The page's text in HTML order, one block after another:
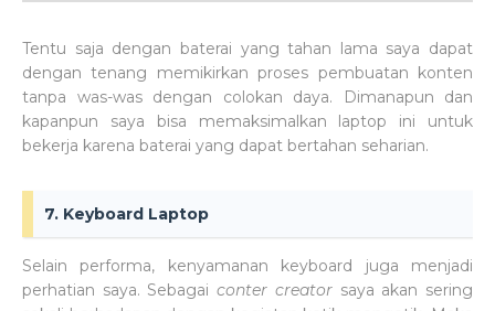
Tentu saja dengan baterai yang tahan lama saya dapat
dengan tenang memikirkan proses pembuatan konten
tanpa was-was dengan colokan daya. Dimanapun dan
kapanpun saya bisa memaksimalkan laptop ini untuk
bekerja karena baterai yang dapat bertahan seharian.
7. Keyboard Laptop
Selain performa, kenyamanan keyboard juga menjadi
perhatian saya. Sebagaiconter creatorsaya akan sering